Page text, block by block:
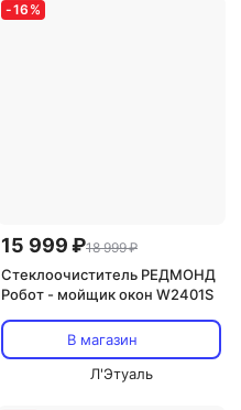
-16 %
15 999 ₽18 999 ₽
Стеклоочиститель РЕДМОНД
Робот - мойщик окон W2401S
В магазин
Л'Этуаль